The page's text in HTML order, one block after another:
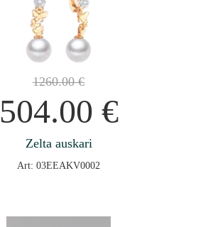
1260.00€
504.00 €
Zelta auskari
Art: 03EEAKV0002